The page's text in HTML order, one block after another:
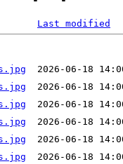
Last modified